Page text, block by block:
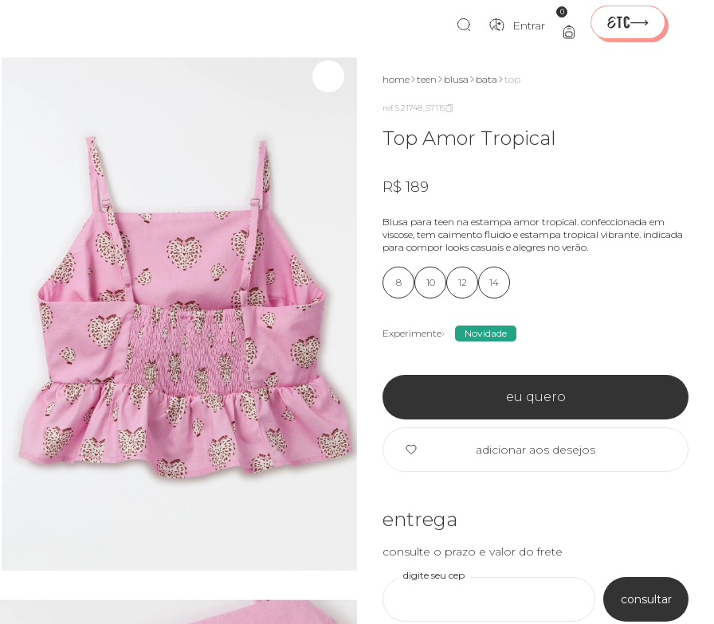
Entrar
0
home teen blusa bata top
ref 5.21748_57115
Top Amor Tropical
R$ 189
blusa para teen na estampa amor tropical. confeccionada em
viscose, tem caimento fluido e estampa tropical vibrante. indicada
para compor looks casuais e alegres no verão.
8 10 12 14
Experimente Novidade
eu quero
adicionar aos desejos
entrega
consulte o prazo e valor do frete
digite seu cep
consultar